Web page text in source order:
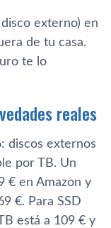
externo) en
de tu casa.
te lo
reales
discos externos
por TB. Un
€ en Amazon y
€. Para SSD
está a 109 € y